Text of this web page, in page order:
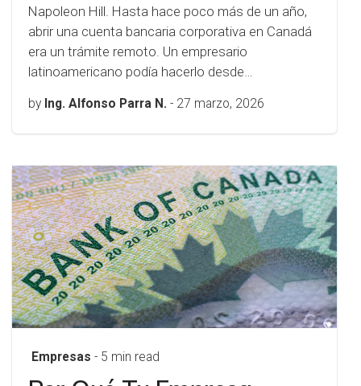
Napoleon Hill. Hasta hace poco más de un año,
abrir una cuenta bancaria corporativa en Canadá
era un trámite remoto. Un empresario
latinoamericano podía hacerlo desde…
by Ing. Alfonso Parra N. - 27 marzo, 2026
Empresas - 5 min read